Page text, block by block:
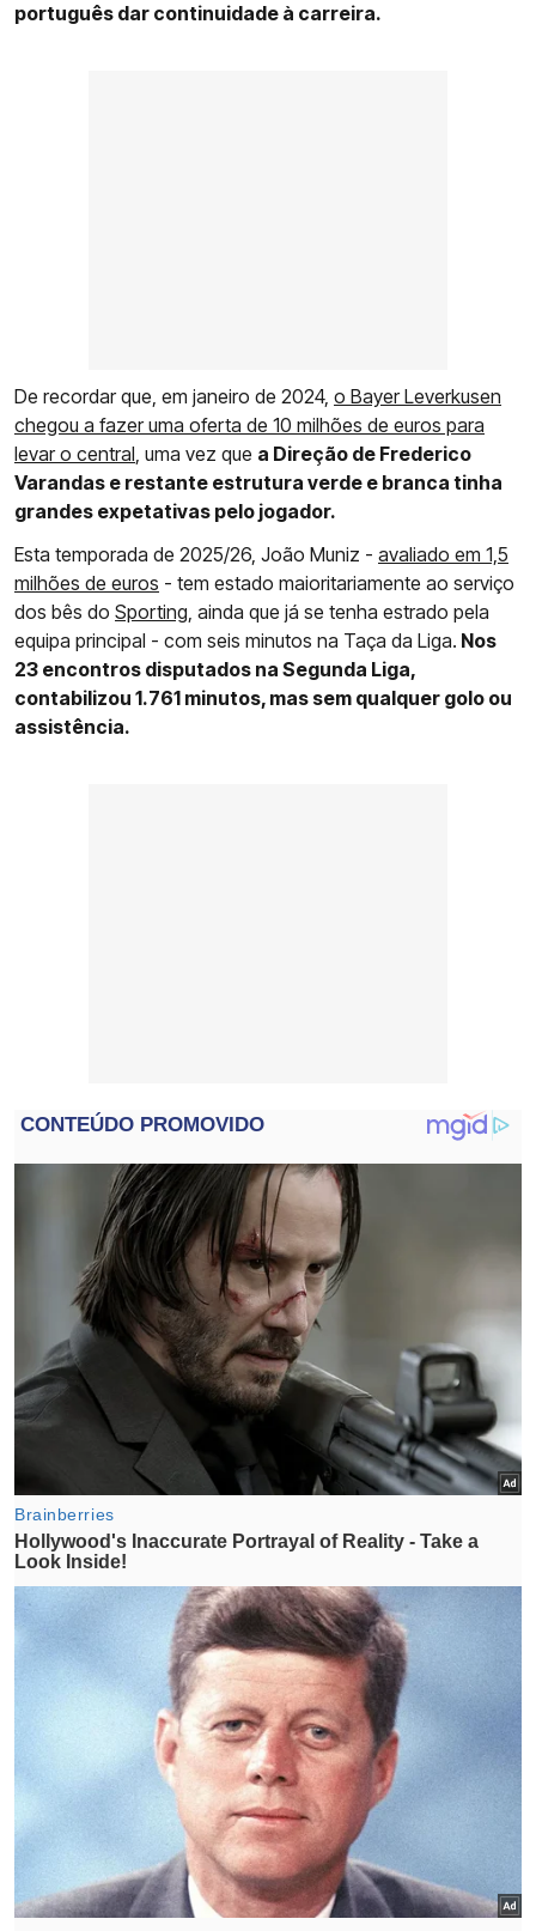
português dar continuidade à carreira.
De recordar que, em janeiro de 2024, o Bayer Leverkusen
chegou a fazer uma oferta de 10 milhões de euros para
levar o central, uma vez que a Direção de Frederico
Varandas e restante estrutura verde e branca tinha
grandes expetativas pelo jogador.
Esta temporada de 2025/26, João Muniz - avaliado em 1,5
milhões de euros - tem estado maioritariamente ao serviço
dos bês do Sporting, ainda que já se tenha estrado pela
equipa principal - com seis minutos na Taça da Liga. Nos
23 encontros disputados na Segunda Liga,
contabilizou 1.761 minutos, mas sem qualquer golo ou
assistência.